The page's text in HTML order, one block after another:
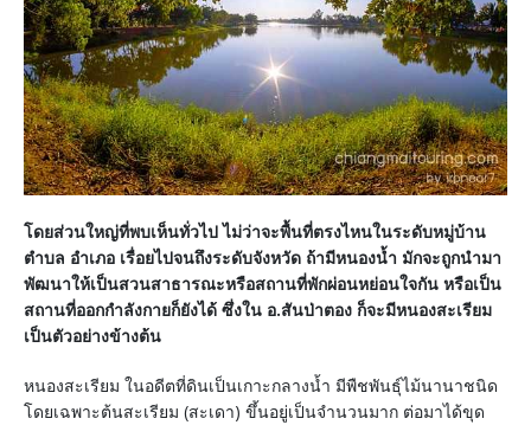
โดยส่วนใหญ่ที่พบเห็นทั่วไป ไม่ว่าจะพื้นที่ตรงไหนในระดับหมู่บ้าน
ตำบล อำเภอ เรื่อยไปจนถึงระดับจังหวัด ถ้ามีหนองน้ำ มักจะถูกนำมา
พัฒนาให้เป็นสวนสาธารณะหรือสถานที่พักผ่อนหย่อนใจกัน หรือเป็น
สถานที่ออกกำลังกายก็ยังได้ ซึ่งใน อ.สันป่าตอง ก็จะมีหนองสะเรียม
เป็นตัวอย่างข้างต้น
หนองสะเรียม ในอดีตที่ดินเป็นเกาะกลางน้ำ มีพืชพันธุ์ไม้นานาชนิด
โดยเฉพาะต้นสะเรียม (สะเดา) ขึ้นอยู่เป็นจำนวนมาก ต่อมาได้ขุด